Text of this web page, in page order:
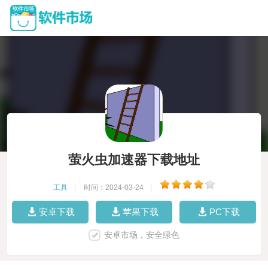
萤火虫加速器下载地址
工具 时间：2024-03-24
安卓下载 苹果下载 PC下载
安卓市场，安全绿色